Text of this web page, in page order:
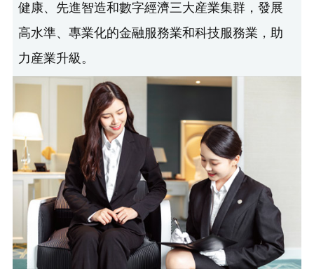
健康、先進智造和數字經濟三大産業集群，發展
高水準、專業化的金融服務業和科技服務業，助
力産業升級。